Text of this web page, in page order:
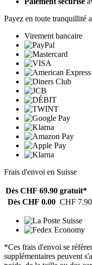
Payez en toute tranquillité
Virement bancaire
Frais d'envoi en Suisse
Dès CHF 69.90 gratuit*
Dès CHF 0.00 CHF 7.90
*Ces frais d'envoi se
supplémentaires peuvent